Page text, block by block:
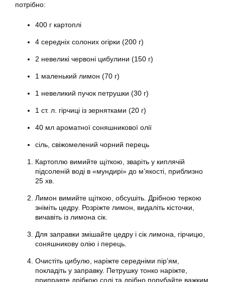
потрібно:
400 г картоплі
4 середніх солоних огірки (200 г)
2 невеликі червоні цибулини (150 г)
1 маленький лимон (70 г)
1 невеликий пучок петрушки (30 г)
1 ст. л. гірчиці із зернятками (20 г)
40 мл ароматної соняшникової олії
сіль, свіжомелений чорний перець
Картоплю вимийте щіткою, зваріть у киплячій
підсоленій воді в «мундирі» до м’якості, приблизно
25 хв.
Лимон вимийте щіткою, обсушіть. Дрібною теркою
зніміть цедру. Розріжте лимон, видаліть кісточки,
вичавіть із лимона сік.
Для заправки змішайте цедру і сік лимона, гірчицю,
соняшникову олію і перець.
Очистіть цибулю, наріжте середніми пір’ям,
покладіть у заправку. Петрушку тонко наріжте,
приправте дрібкою солі та дрібно порубайте важким